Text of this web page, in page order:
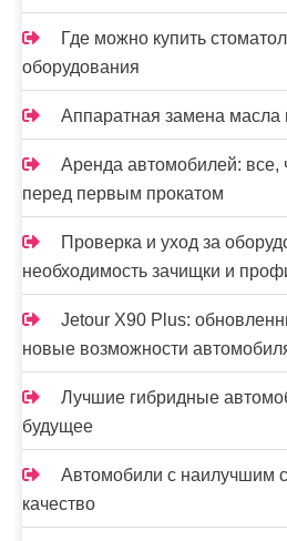
Где можно купить
оборудования
Аппаратная замена
Аренда автомобилей: все,
перед первым прокатом
Проверка и уход за
необходимость зачищки и
Jetour X90 Plus:
новые возможности
Лучшие гибридные
будущее
Автомобили с наилучшим
качество